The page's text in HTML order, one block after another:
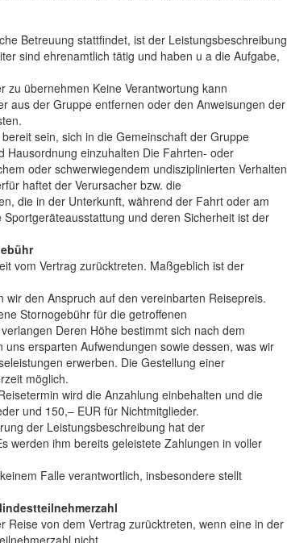
Betreuung stattfindet, ist der Leistungsbeschreibung
sind ehrenamtlich tätig und haben u a die Aufgabe,
zu übernehmen Keine Verantwortung kann
aus der Gruppe entfernen oder den Anweisungen der
sein, sich in die Gemeinschaft der Gruppe
Hausordnung einzuhalten Die Fahrten- oder
oder schwerwiegendem undisziplinierten Verhalten
haftet der Verursacher bzw. die
die in der Unterkunft, während der Fahrt oder am
und deren Sicherheit ist der
vom Vertrag zurücktreten. Maßgeblich ist der
den Anspruch auf den vereinbarten Reisepreis.
Stornogebühr für die getroffenen
Deren Höhe bestimmt sich nach dem
ersparten Aufwendungen sowie dessen, was wir
erwerben. Die Gestellung einer
möglich.
wird die Anzahlung einbehalten und die
und 150,– EUR für Nichtmitglieder.
der Leistungsbeschreibung hat der
werden ihm bereits geleistete Zahlungen in voller
Falle verantwortlich, insbesondere stellt
Reise von dem Vertrag zurücktreten, wenn eine in der
nicht